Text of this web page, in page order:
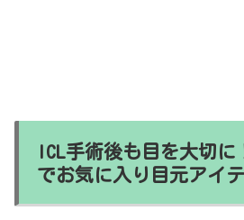
ICL手術後も目を大切に
でお気に入り目元アイ